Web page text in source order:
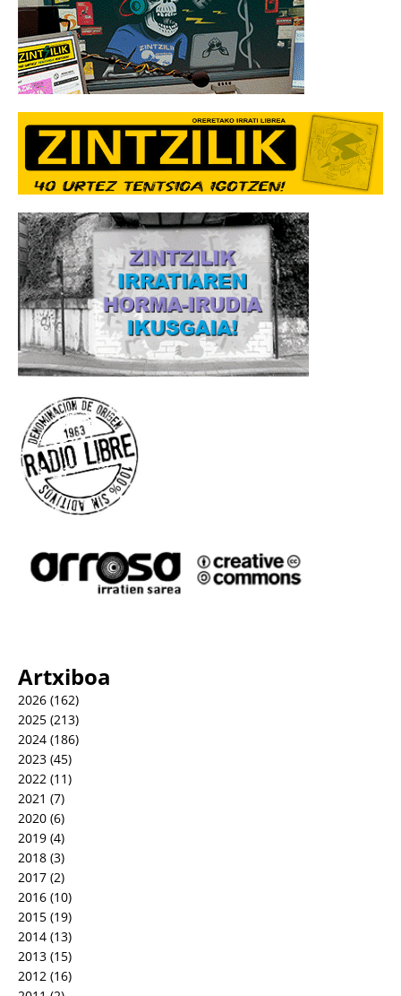
Artxiboa
2026 (162)
2025 (213)
2024 (186)
2023 (45)
2022 (11)
2021 (7)
2020 (6)
2019 (4)
2018 (3)
2017 (2)
2016 (10)
2015 (19)
2014 (13)
2013 (15)
2012 (16)